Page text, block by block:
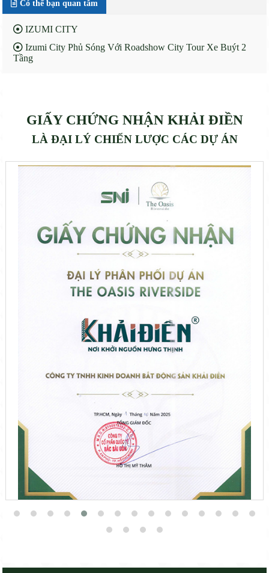
Có thể bạn quan tâm
IZUMI CITY
Izumi City Phủ Sóng Với Roadshow City Tour Xe Buýt 2
Tầng
GIẤY CHỨNG NHẬN KHẢI ĐIỀN
LÀ ĐẠI LÝ CHIẾN LƯỢC CÁC DỰ ÁN